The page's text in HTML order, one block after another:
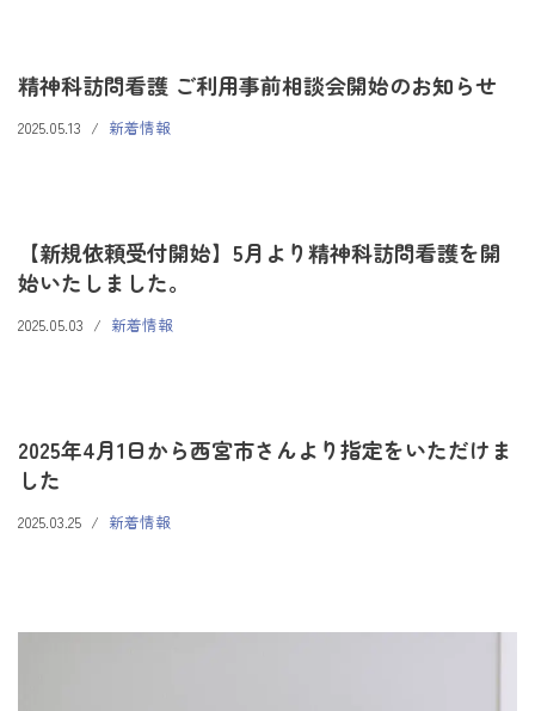
精神科訪問看護 ご利用事前相談会開始のお知らせ
2025.05.13 新着情報
【新規依頼受付開始】5月より精神科訪問看護を開
始いたしました。
2025.05.03 新着情報
2025年4月1日から西宮市さんより指定をいただけま
した
2025.03.25 新着情報